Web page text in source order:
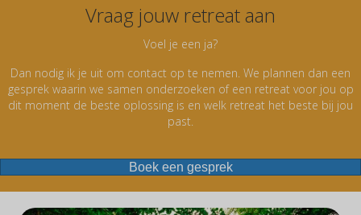
Vraag jouw retreat aan
Voel je een ja?
Dan nodig ik je uit om contact op te nemen. We plannen dan een
gesprek waarin we samen onderzoeken of een retreat voor jou op
dit moment de beste oplossing is en welk retreat het beste bij jou
past.
Boek een gesprek